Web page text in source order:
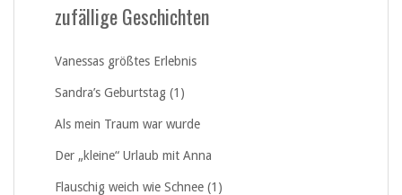
zufällige Geschichten
Vanessas größtes Erlebnis
Sandra’s Geburtstag (1)
Als mein Traum war wurde
Der „kleine“ Urlaub mit Anna
Flauschig weich wie Schnee (1)